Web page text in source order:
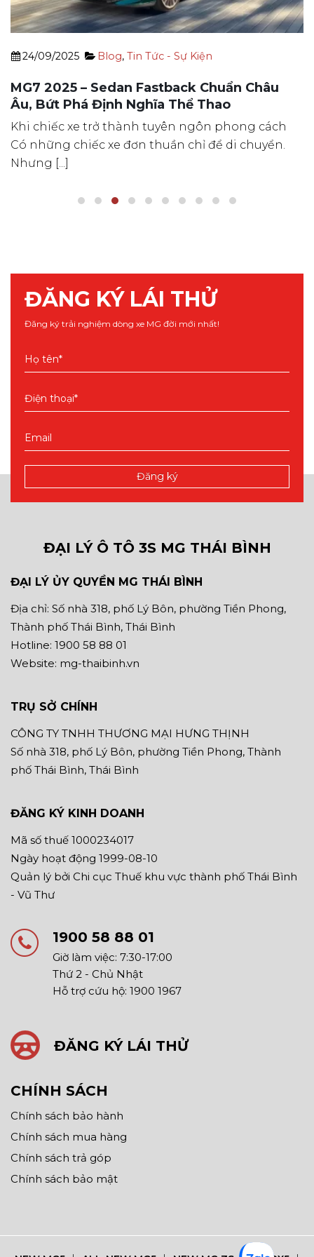
24/09/2025 Blog, Tin Tức - Sự Kiện
MG7 2025 – Sedan Fastback Chuẩn Châu
Âu, Bứt Phá Định Nghĩa Thể Thao
Khi chiếc xe trở thành tuyên ngôn phong cách
Có những chiếc xe đơn thuần chỉ để di chuyển.
Nhưng [...]
ĐĂNG KÝ LÁI THỬ
Đăng ký trải nghiệm dòng xe MG đời mới nhất!
ĐẠI LÝ Ô TÔ 3S MG THÁI BÌNH
ĐẠI LÝ ỦY QUYỀN MG THÁI BÌNH
Địa chỉ: Số nhà 318, phố Lý Bôn, phường Tiền Phong,
Thành phố Thái Bình, Thái Bình
Hotline: 1900 58 88 01
Website: mg-thaibinh.vn
TRỤ SỞ CHÍNH
CÔNG TY TNHH THƯƠNG MẠI HƯNG THỊNH
Số nhà 318, phố Lý Bôn, phường Tiền Phong, Thành
phố Thái Bình, Thái Bình
ĐĂNG KÝ KINH DOANH
Mã số thuế 1000234017
Ngày hoạt động 1999-08-10
Quản lý bởi Chi cục Thuế khu vực thành phố Thái Bình
- Vũ Thư
1900 58 88 01
Giờ làm việc: 7:30-17:00
Thứ 2 - Chủ Nhật
Hỗ trợ cứu hộ: 1900 1967
ĐĂNG KÝ LÁI THỬ
CHÍNH SÁCH
Chính sách bảo hành
Chính sách mua hàng
Chính sách trả góp
Chính sách bảo mật